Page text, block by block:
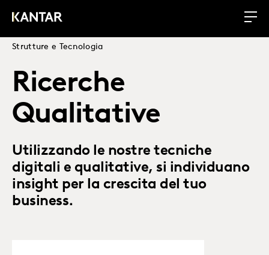
Strutture e Tecnologia
Ricerche
Qualitative
Utilizzando le nostre tecniche
digitali e qualitative, si individuano
insight per la crescita del tuo
business.